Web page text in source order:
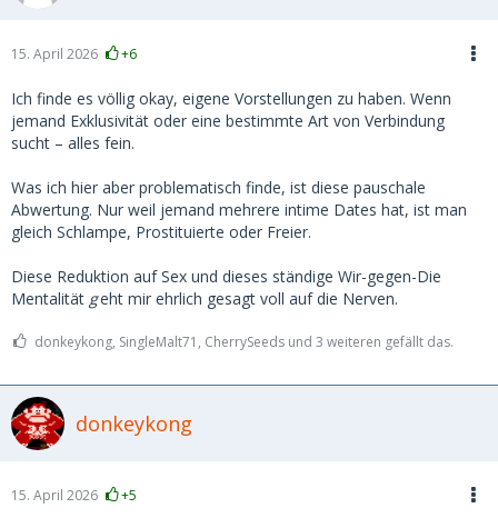
du dein männliches Ich fortan öfters, genießt aber auch 3
männlichen ich erzählst du natürlich nichts davon... lügen
Ich will damit sagen, du weißt es nicht! Du kannst es nicht
wissen! Die Spermienspeicher haben keinen
600 Kilomenter und weit ist keine Abnutzung, sondern
signalisieren lediglich den Grad der Erregung verbunden
mit Entspannung und wachsender Menge an Feuchtigkeit...
15. April 2026 +6
Ich finde es völlig okay, eigene Vorstellungen zu haben. Wenn
jemand Exklusivität oder eine bestimmte Art von Verbindung
sucht – alles fein.
Was ich hier aber problematisch finde, ist diese pauschale
Abwertung. Nur weil jemand mehrere intime Dates hat, ist man
gleich Schlampe, Prostituierte oder Freier.
Diese Reduktion auf Sex und dieses ständige Wir-gegen-Die
Mentalität geht mir ehrlich gesagt voll auf die Nerven.
donkeykong, SingleMalt71, CherrySeeds und 3 weiteren gefällt das.
donkeykong
15. April 2026 +5